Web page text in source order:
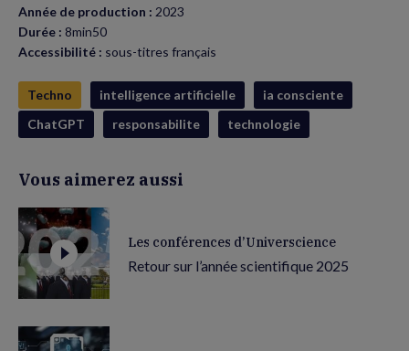
Année de production : 2023
Durée : 8min50
Accessibilité : sous-titres français
Techno intelligence artificielle
ia consciente
ChatGPT
responsabilite technologie
Vous aimerez aussi
Les conférences d’Universcience
Retour sur l’année scientifique 2025